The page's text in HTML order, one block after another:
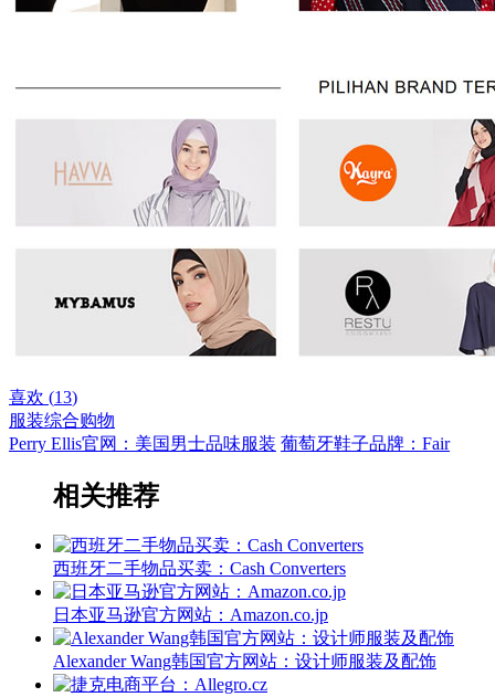
喜欢 (13)
服装综合购物
Perry Ellis官网：美国男士品味服装 葡萄牙鞋子品牌：Fair
相关推荐
西班牙二手物品买卖：Cash Converters
日本亚马逊官方网站：Amazon.co.jp
Alexander Wang韩国官方网站：设计师服装及配饰